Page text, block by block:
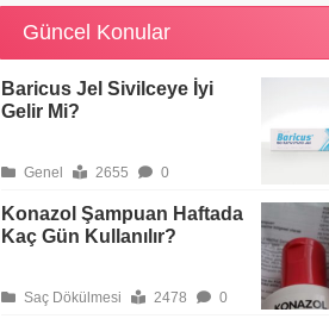
Güncel Konular
Baricus Jel Sivilceye İyi
Gelir Mi?
Genel 2655 0
Konazol Şampuan Haftada
Kaç Gün Kullanılır?
Saç Dökülmesi 2478 0